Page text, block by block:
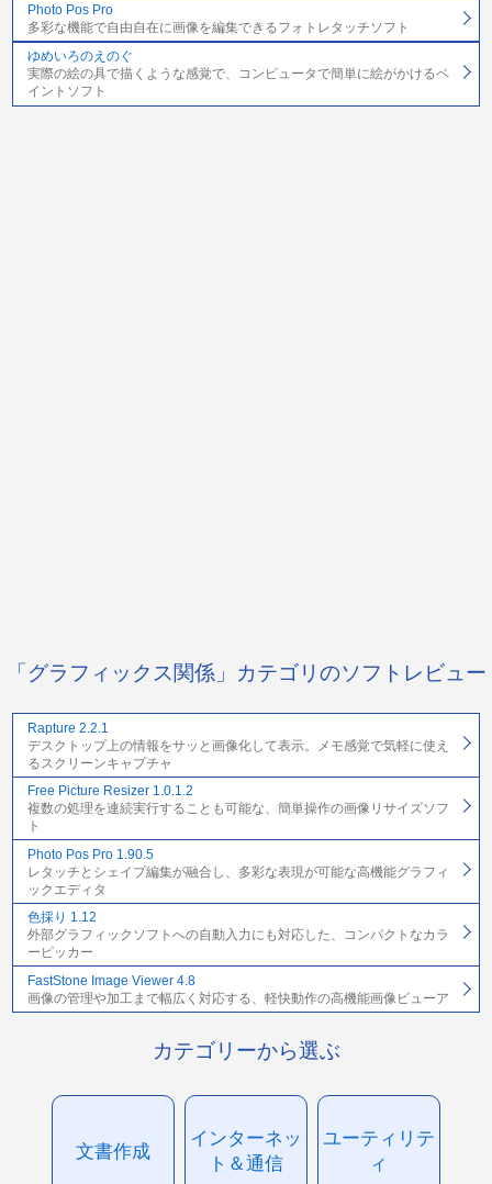
Photo Pos Pro
多彩な機能で自由自在に画像を編集できるフォトレタッチソフト
ゆめいろのえのぐ
実際の絵の具で描くような感覚で、コンピュータで簡単に絵がかけるペ
イントソフト
「グラフィックス関係」カテゴリのソフトレビュー
Rapture 2.2.1
デスクトップ上の情報をサッと画像化して表示。メモ感覚で気軽に使え
るスクリーンキャプチャ
Free Picture Resizer 1.0.1.2
複数の処理を連続実行することも可能な、簡単操作の画像リサイズソフ
ト
Photo Pos Pro 1.90.5
レタッチとシェイプ編集が融合し、多彩な表現が可能な高機能グラフィ
ックエディタ
色採り 1.12
外部グラフィックソフトへの自動入力にも対応した、コンパクトなカラ
ーピッカー
FastStone Image Viewer 4.8
画像の管理や加工まで幅広く対応する、軽快動作の高機能画像ビューア
カテゴリーから選ぶ
文書作成
インターネッ
ト＆通信
ユーティリテ
ィ